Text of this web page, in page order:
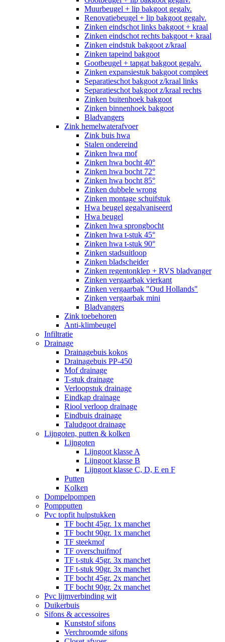
Muurbeugel + lip bakgoot gegalv.
Renovatiebeugel + lip bakgoot gegalv.
Zinken eindschot links bakgoot + kraal
Zinken eindschot rechts bakgoot + kraal
Zinken eindstuk bakgoot z/kraal
Zinken tapeind bakgoot
Gootbeugel + tapgat bakgoot gegalv.
Zinken expansiestuk bakgoot compleet
Separatieschot bakgoot z/kraal links
Separatieschot bakgoot z/kraal rechts
Zinken buitenhoek bakgoot
Zinken binnenhoek bakgoot
Bladvangers
Zink hemelwaterafvoer
Zink buis hwa
Stalen ondereind
Zinken hwa mof
Zinken hwa bocht 40°
Zinken hwa bocht 72°
Zinken hwa bocht 85°
Zinken dubbele wrong
Zinken montage schuifstuk
Hwa beugel gegalvaniseerd
Hwa beugel
Zinken hwa sprongbocht
Zinken hwa t-stuk 45°
Zinken hwa t-stuk 90°
Zinken stadsuitloop
Zinken bladscheider
Zinken regentonklep + RVS bladvanger
Zinken vergaarbak vierkant
Zinken vergaarbak "Oud Hollands"
Zinken vergaarbak mini
Bladvangers
Zink toebehoren
Anti-klimbeugel
Infiltratie
Drainage
Drainagebuis kokos
Drainagebuis PP-450
Mof drainage
T-stuk drainage
Verloopstuk drainage
Eindkap drainage
Riool verloop drainage
Eindbuis drainage
Taludgoot drainage
Lijngoten, putten & kolken
Lijngoten
Lijngoot klasse A
Lijngoot klasse B
Lijngoot klasse C, D, E en F
Putten
Kolken
Dompelpompen
Pompputten
Pvc topfit hulpstukken
TF bocht 45gr. 1x manchet
TF bocht 90gr. 1x manchet
TF steekmof
TF overschuifmof
TF t-stuk 45gr. 3x manchet
TF t-stuk 90gr. 3x manchet
TF bocht 45gr. 2x manchet
TF bocht 90gr. 2x manchet
Pvc lijmverbinding wit
Duikerbuis
Sifons & accessoires
Kunststof sifons
Verchroomde sifons